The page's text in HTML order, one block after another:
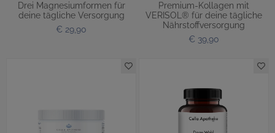
Drei Magnesiumformen für
deine tägliche Versorgung
€ 29,90
Premium-Kollagen mit
VERISOL® für deine tägliche
Nährstoffversorgung
€ 39,90